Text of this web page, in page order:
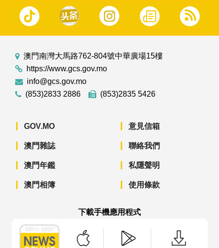
澳門南灣大馬路762-804號中華廣場15樓
https://www.gcs.gov.mo
info@gcs.gov.mo
(853)2833 2886
(853)2835 5426
GOV.MO
澳門雜誌
澳門年鑑
澳門相簿
意見信箱
聯絡我們
私隱聲明
使用條款
下載手機應用程式